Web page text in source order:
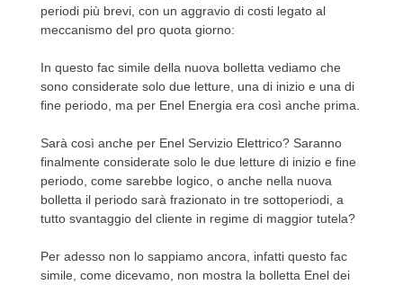
periodi più brevi, con un aggravio di costi legato al
meccanismo del pro quota giorno:
In questo fac simile della nuova bolletta vediamo che
sono considerate solo due letture, una di inizio e una di
fine periodo, ma per Enel Energia era così anche prima.
Sarà così anche per Enel Servizio Elettrico? Saranno
finalmente considerate solo le due letture di inizio e fine
periodo, come sarebbe logico, o anche nella nuova
bolletta il periodo sarà frazionato in tre sottoperiodi, a
tutto svantaggio del cliente in regime di maggior tutela?
Per adesso non lo sappiamo ancora, infatti questo fac
simile, come dicevamo, non mostra la bolletta Enel dei